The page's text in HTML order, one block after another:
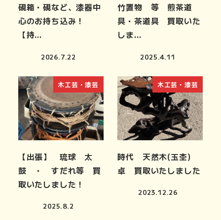
硯箱・硯など、漆器中
心のお持ち込み！
【持…
2026.7.22
竹置物 等 煎茶道
具・茶道具 買取いた
しま…
2025.4.11
木工芸・漆芸
【出張】 琉球 太
鼓 ・ すだれ等 買
取いたしました！
2025.8.2
木工芸・漆芸
時代 天然木(玉杢)
卓 買取いたしました
2023.12.26